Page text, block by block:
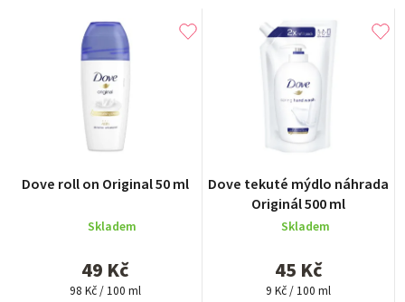
Dove roll on Original 50 ml
Skladem
49 Kč
Měrná
98 Kč / 100 ml
Dove tekuté mýdlo náhrada
Originál 500 ml
hodnocení
produktu
je
z
5
Skladem
45 Kč
Měrná
9 Kč / 100 ml